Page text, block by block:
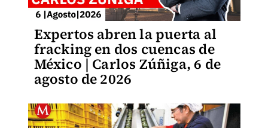
Expertos abren la puerta al
fracking en dos cuencas de
México | Carlos Zúñiga, 6 de
agosto de 2026